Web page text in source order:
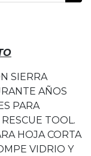
SIERRA
AÑOS
PARA
TOOL.
HOJA CORTA
VIDRIO Y